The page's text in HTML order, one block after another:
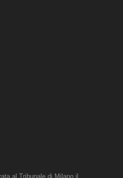
al Tribunale di Milano il